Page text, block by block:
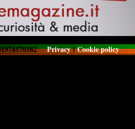
Privacy|Cookie policy